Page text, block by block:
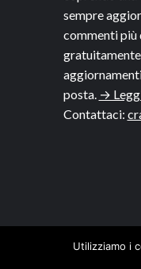
sempre
commenti più
posta. →
Contattaci:
Utilizziamo i